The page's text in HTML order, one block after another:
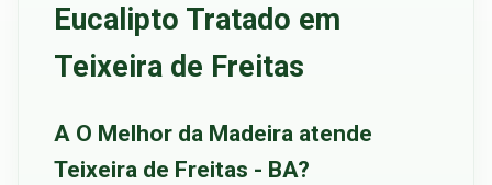
Eucalipto Tratado em
Teixeira de Freitas
A O Melhor da Madeira atende
Teixeira de Freitas - BA?